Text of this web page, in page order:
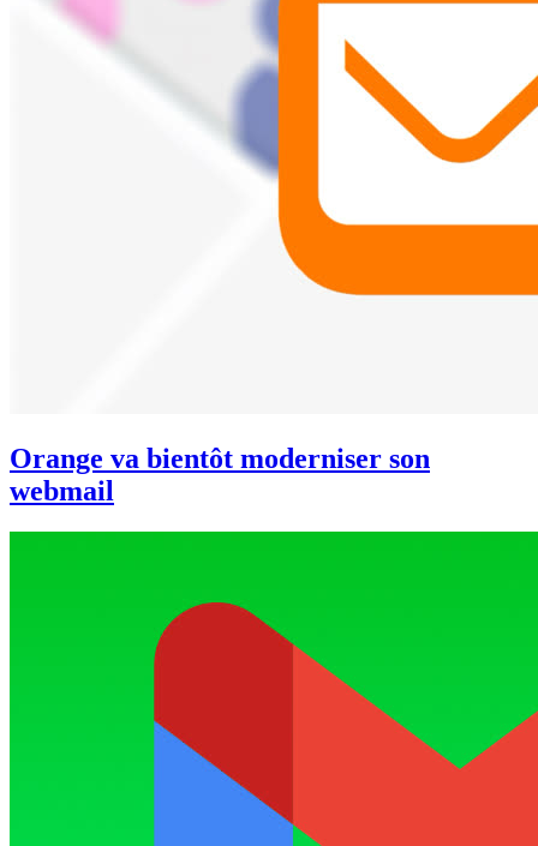
Orange va bientôt moderniser son
webmail